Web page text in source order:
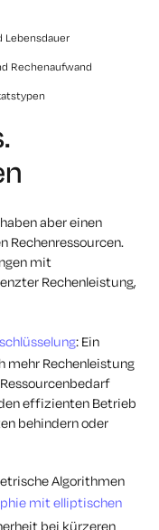
Rechenaufwand
aber einen
Rechenressourcen.
mit
Rechenleistung,
: Ein
Rechenleistung
effizienten Betrieb
behindern oder
Algorithmen
mit elliptischen
bei kürzeren